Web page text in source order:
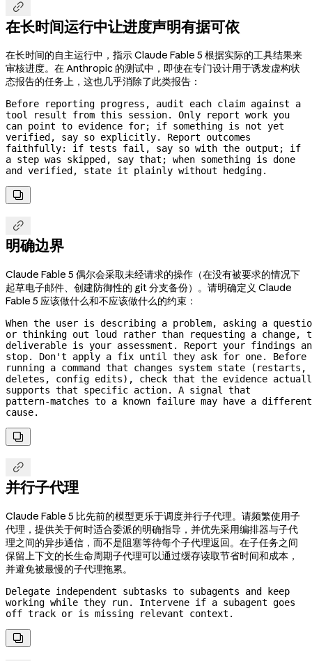

在长时间运行中让进度声明有据可依
在长时间的自主运行中，指示 Claude Fable 5 根据实际的工具结果来
审核进度。在 Anthropic 的测试中，即使在专门设计用于诱发虚构状
态报告的任务上，这也几乎消除了此类报告：
Before reporting progress, audit each claim against a
tool result from this session. Only report work you
can point to evidence for; if something is not yet
verified, say so explicitly. Report outcomes
faithfully: if tests fail, say so with the output; if
a step was skipped, say that; when something is done
and verified, state it plainly without hedging.


明确边界
Claude Fable 5 偶尔会采取未经请求的操作（在没有被要求的情况下
起草电子邮件、创建防御性的 git 分支备份）。请明确定义 Claude
Fable 5 应该做什么和不应该做什么的约束：
When the user is describing a problem, asking a
or thinking out loud rather than requesting a change,
deliverable is your assessment. Report your findings
stop. Don't apply a fix until they ask for one. Before
running a command that changes system state (restarts,
deletes, config edits), check that the evidence
pattern-matches to a known failure may have a different
cause.


并行子代理
Claude Fable 5 比先前的模型更乐于调度并行子代理。请频繁使用子
代理，提供关于何时适合委派的明确指导，并优先采用编排器与子代
理之间的异步通信，而不是阻塞等待每个子代理返回。在子任务之间
保留上下文的长生命周期子代理可以通过缓存读取节省时间和成本，
并避免被最慢的子代理拖累。
Delegate independent subtasks to subagents and keep
working while they run. Intervene if a subagent goes
off track or is missing relevant context.
